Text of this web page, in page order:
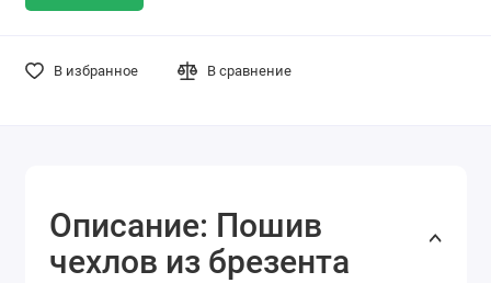
В избранное В сравнение
Описание: Пошив
чехлов из брезента